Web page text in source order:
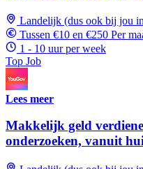
Landelijk (dus ook bij jou
Tussen €10 en €250 Per
1 - 10 uur per week
Top Job
Lees meer
Makkelijk geld
onderzoeken, vanuit